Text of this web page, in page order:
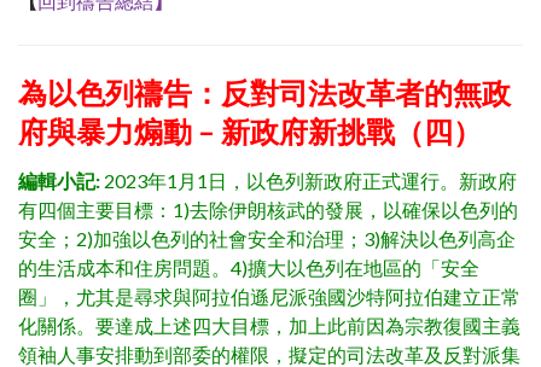
為以色列禱告：反對司法改革者的無政
府與暴力煽動 – 新政府新挑戰（四）
編輯小記: 2023年1月1日，以色列新政府正式運行。新政府
有四個主要目標：1)去除伊朗核武的發展，以確保以色列的
安全；2)加強以色列的社會安全和治理；3)解決以色列高企
的生活成本和住房問題。4)擴大以色列在地區的「安全
圈」，尤其是尋求與阿拉伯遜尼派強國沙特阿拉伯建立正常
化關係。要達成上述四大目標，加上此前因為宗教復國主義
領袖人事安排動到部委的權限，擬定的司法改革及反對派集